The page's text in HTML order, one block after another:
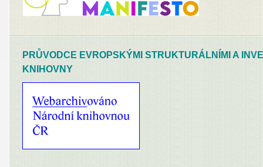
PRŮVODCE EVROPSKÝMI STRUKTURÁLNÍMI A
KNIHOVNY